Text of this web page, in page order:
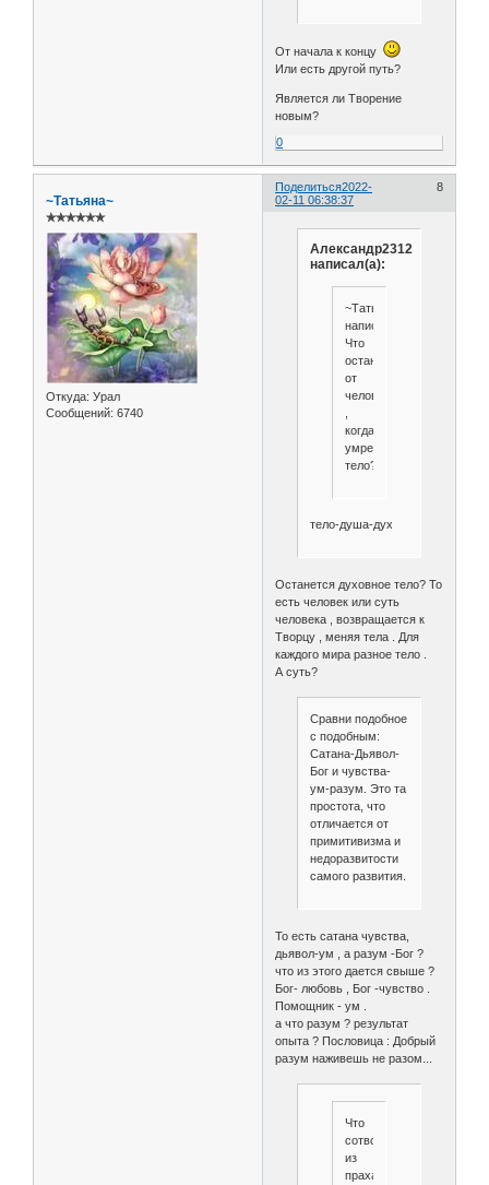
От начала к концу
Или есть другой путь?
Является ли Творение
новым?
0
Поделиться 8
2022-
02-11 06:38:37
~Татьяна~
✯✯✯✯✯✯
Откуда: Урал
Сообщений: 6740
Александр2312
написал(а):
~Татьяна~
написал(а):
Что
останется
от
человека
когда
умрет
тело?
тело-душа-дух
Останется духовное тело? То
есть человек или суть
человека , возвращается к
Творцу , меняя тела . Для
каждого мира разное тело .
А суть?
Сравни подобное
с подобным:
Сатана-Дьявол-
Бог и чувства-
ум-разум. Это та
простота, что
отличается от
примитивизма и
недоразвитости
самого развития.
То есть сатана чувства,
дьявол-ум , а разум -Бог ?
что из этого дается свыше ?
Бог- любовь , Бог -чувство .
Помощник - ум .
а что разум ? результат
опыта ? Пословица : Добрый
разум наживешь не разом...
Что
сотворено
из
праха